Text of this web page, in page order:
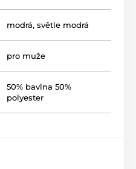
modrá, světle modrá
pro muže
50% bavlna 50%
polyester